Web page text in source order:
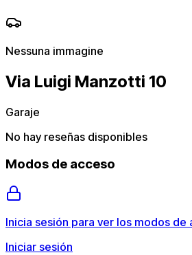
Nessuna immagine
Via Luigi Manzotti 10
Garaje
No hay reseñas disponibles
Modos de acceso
Inicia sesión para ver los modos de
Iniciar sesión